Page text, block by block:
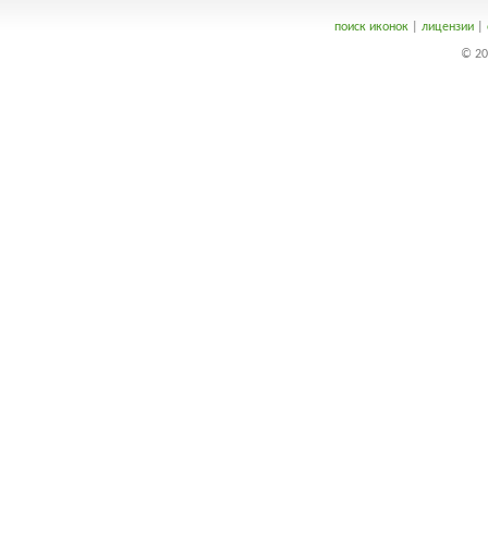
поиск иконок| лицензии|
©